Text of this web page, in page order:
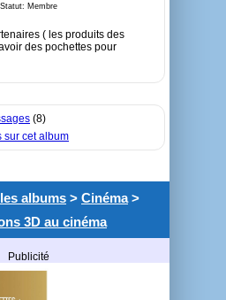
Statut: Membre
( les produits des
des pochettes pour
(8)
sur cet album
albums > Cinéma>
3D au cinéma
Publicité